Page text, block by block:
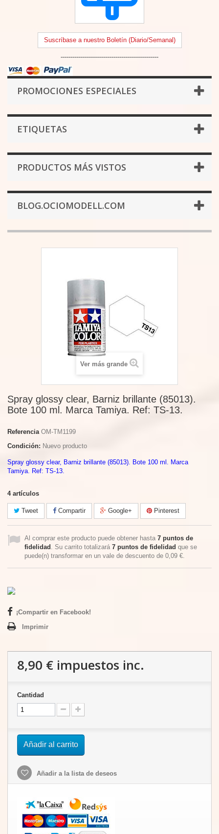
Suscríbase a nuestro Boletín (Diario/Semanal)
--------------------------------------------------
PROMOCIONES ESPECIALES
ETIQUETAS
PRODUCTOS MÁS VISTOS
BLOG.OCIOMODELL.COM
Ver más grande
Spray glossy clear, Barniz brillante (85013).
Bote 100 ml. Marca Tamiya. Ref: TS-13.
Referencia OM-TM1199
Condición: Nuevo producto
Spray glossy clear, Barniz brillante (85013). Bote 100 ml. Marca
Tamiya. Ref: TS-13.
4 artículos
Tweet Compartir Google+ Pinterest
Al comprar este producto puede obtener hasta 7 puntos de
fidelidad . Su carrito totalizará 7 puntos de fidelidad que se
puede(n) transformar en un vale de descuento de 0,09 €.
¡Compartir en Facebook!
Imprimir
8,90 € impuestos inc.
Cantidad
Añadir al carrito
Añadir a la lista de deseos